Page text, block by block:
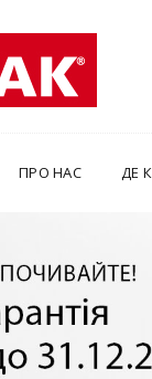
ПРО НАС ДЕ